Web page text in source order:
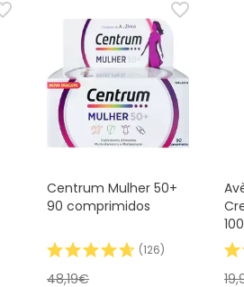
Centrum Mulher 50+
90 comprimidos
(126)
48,19€